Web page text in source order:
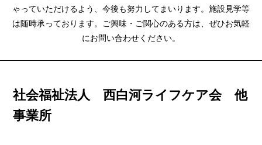
ゃっていただけるよう、今後も努力してまいります。施設見学等
は随時承っております。ご興味・ご関心のある方は、ぜひお気軽
にお問い合わせください。
社会福祉法人 西白河ライフケア会 他
事業所